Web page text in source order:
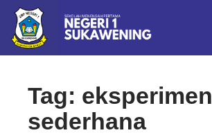
Tag: eksperimen
sederhana